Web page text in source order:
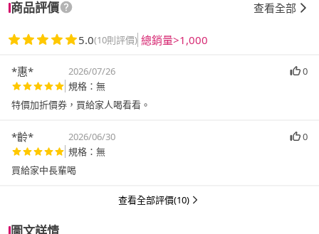
商品評價 查看全部
5.0(10則評價) 總銷量>1,000
*惠* 2026/07/26
0
規格：無
特價加折價券，買給家人喝看看。
*齡* 2026/06/30
0
規格：無
買給家中長輩喝
查看全部評價(10)